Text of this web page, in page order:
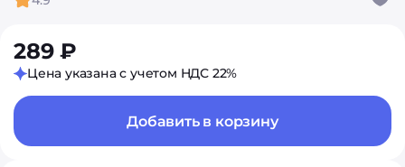
289 ₽
Цена указана с учетом НДС 22%
Добавить в корзину